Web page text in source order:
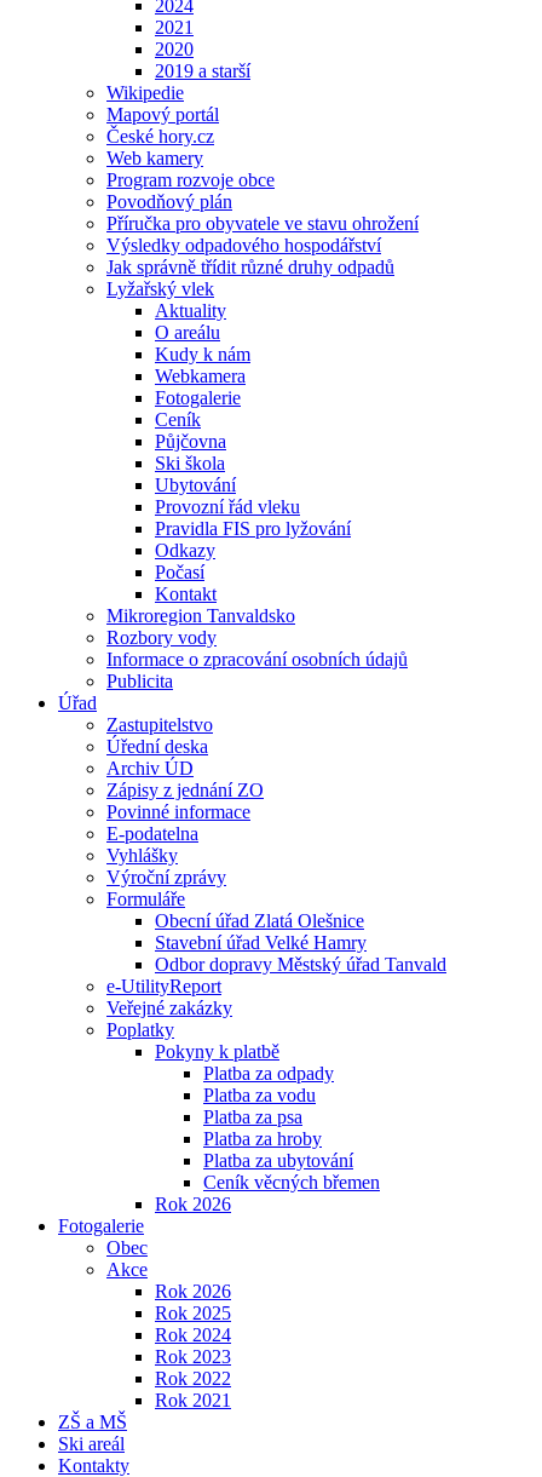
2024
2021
2020
2019 a starší
Wikipedie
Mapový portál
České hory.cz
Web kamery
Program rozvoje obce
Povodňový plán
Příručka pro obyvatele ve stavu ohrožení
Výsledky odpadového hospodářství
Jak správně třídit různé druhy odpadů
Lyžařský vlek
Aktuality
O areálu
Kudy k nám
Webkamera
Fotogalerie
Ceník
Půjčovna
Ski škola
Ubytování
Provozní řád vleku
Pravidla FIS pro lyžování
Odkazy
Počasí
Kontakt
Mikroregion Tanvaldsko
Rozbory vody
Informace o zpracování osobních údajů
Publicita
Úřad
Zastupitelstvo
Úřední deska
Archiv ÚD
Zápisy z jednání ZO
Povinné informace
E-podatelna
Vyhlášky
Výroční zprávy
Formuláře
Obecní úřad Zlatá Olešnice
Stavební úřad Velké Hamry
Odbor dopravy Městský úřad Tanvald
e-UtilityReport
Veřejné zakázky
Poplatky
Pokyny k platbě
Platba za odpady
Platba za vodu
Platba za psa
Platba za hroby
Platba za ubytování
Ceník věcných břemen
Rok 2026
Fotogalerie
Obec
Akce
Rok 2026
Rok 2025
Rok 2024
Rok 2023
Rok 2022
Rok 2021
ZŠ a MŠ
Ski areál
Kontakty